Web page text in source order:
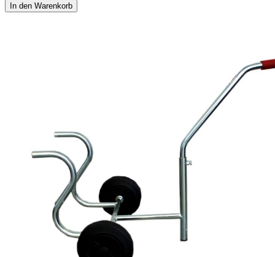
In den Warenkorb